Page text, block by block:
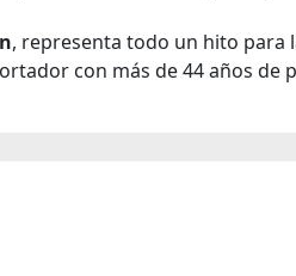
, representa todo un hito para
con más de 44 años de